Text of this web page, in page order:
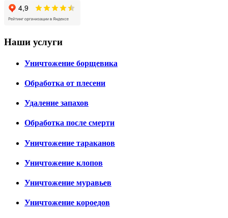
Наши услуги
Уничтожение борщевика
Обработка от плесени
Удаление запахов
Обработка после смерти
Уничтожение тараканов
Уничтожение клопов
Уничтожение муравьев
Уничтожение короедов